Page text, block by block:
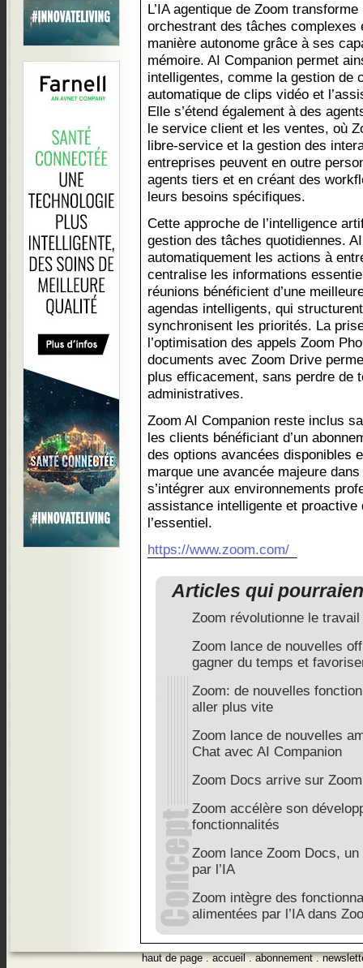
L’IA agentique de Zoom
orchestrant des tâches complexes
manière autonome grâce à ses
mémoire. AI Companion permet
intelligentes, comme la gestion de
automatique de clips vidéo et
Elle s’étend également à des
le service client et les ventes, où
libre-service et la gestion des
entreprises peuvent en outre
agents tiers et en créant des
leurs besoins spécifiques.
Cette approche de l’intelligence
gestion des tâches quotidiennes.
automatiquement les actions à
centralise les informations
réunions bénéficient d’une
agendas intelligents, qui
synchronisent les priorités. La
l’optimisation des appels Zoom
documents avec Zoom Drive
plus efficacement, sans perdre de
administratives.
Zoom AI Companion reste inclus
les clients bénéficiant d’un
des options avancées disponibles
marque une avancée majeure
s’intégrer aux environnements
assistance intelligente et proactive
l’essentiel.
https://www.zoom.com/
Articles qui
Zoom révolutionne le travail
Zoom lance de nouvelles
gagner du temps et
Zoom: de nouvelles
aller plus vite
Zoom lance de nouvelles
Chat avec AI Companion
Zoom Docs arrive sur
Zoom accélère son
fonctionnalités
Zoom lance Zoom Docs,
par l’IA
Zoom intègre des
alimentées par l’IA dans
haut de page.accueil.abonnement.